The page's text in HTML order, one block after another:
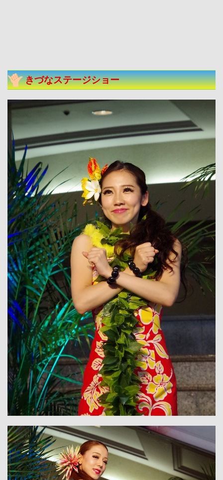
きづなステージショー